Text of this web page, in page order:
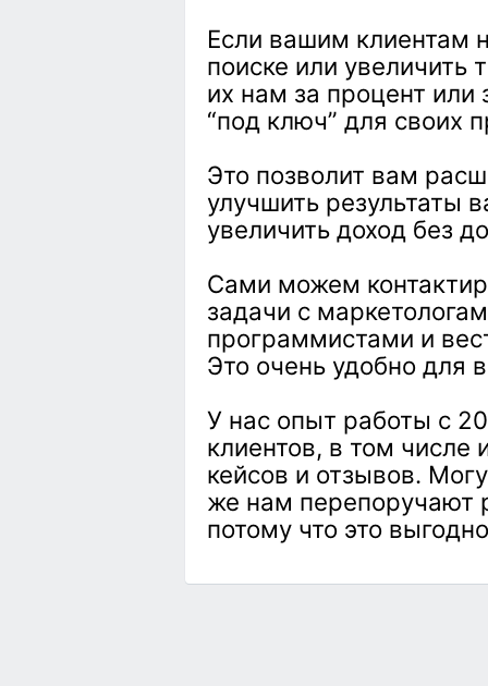
Если вашим клиентам
поиске или
их нам за процент или
“под ключ” для своих
Это позволит вам
улучшить результаты
увеличить доход без
Сами можем
задачи с
программистами и
Это очень удобно для
У нас опыт работы с
клиентов, в том
кейсов и отзывов.
же нам перепоручают
потому что это